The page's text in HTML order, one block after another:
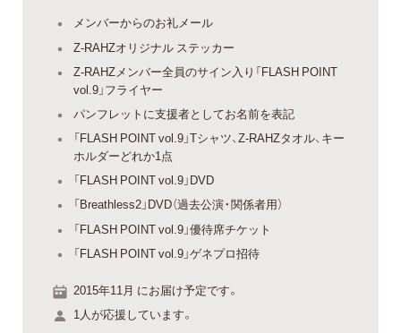
メンバーからのお礼メール
Z-RAHZオリジナル ステッカー
Z-RAHZメンバー全員のサイン入り「FLASH POINT
vol.9」フライヤー
パンフレットに支援者としてお名前を表記
「FLASH POINT vol.9」Tシャツ、Z-RAHZタオル、キー
ホルダーどれか1点
「FLASH POINT vol.9」DVD
「Breathless2」DVD（過去公演・関係者用）
「FLASH POINT vol.9」優待席チケット
「FLASH POINT vol.9」ゲネプロ招待
2015年11月 にお届け予定です。
1人が応援しています。